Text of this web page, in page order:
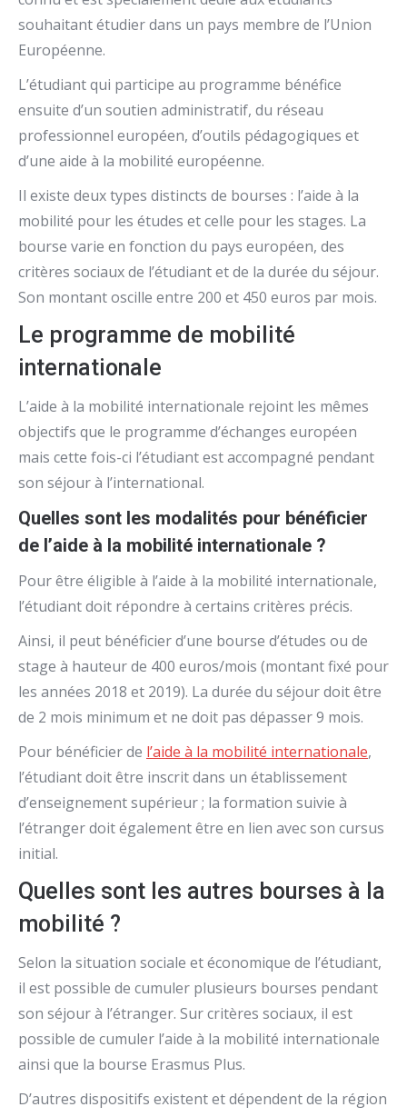
souhaitant étudier dans un pays membre de l’Union
Européenne.
L’étudiant qui participe au programme bénéfice
ensuite d’un soutien administratif, du réseau
professionnel européen, d’outils pédagogiques et
d’une aide à la mobilité européenne.
Il existe deux types distincts de bourses : l’aide à la
mobilité pour les études et celle pour les stages. La
bourse varie en fonction du pays européen, des
critères sociaux de l’étudiant et de la durée du séjour.
Son montant oscille entre 200 et 450 euros par mois.
Le programme de mobilité
internationale
L’aide à la mobilité internationale rejoint les mêmes
objectifs que le programme d’échanges européen
mais cette fois-ci l’étudiant est accompagné pendant
son séjour à l’international.
Quelles sont les modalités pour bénéficier
de l’aide à la mobilité internationale ?
Pour être éligible à l’aide à la mobilité internationale,
l’étudiant doit répondre à certains critères précis.
Ainsi, il peut bénéficier d’une bourse d’études ou de
stage à hauteur de 400 euros/mois (montant fixé pour
les années 2018 et 2019). La durée du séjour doit être
de 2 mois minimum et ne doit pas dépasser 9 mois.
Pour bénéficier de l’aide à la mobilité internationale,
l’étudiant doit être inscrit dans un établissement
d’enseignement supérieur ; la formation suivie à
l’étranger doit également être en lien avec son cursus
initial.
Quelles sont les autres bourses à la
mobilité ?
Selon la situation sociale et économique de l’étudiant,
il est possible de cumuler plusieurs bourses pendant
son séjour à l’étranger. Sur critères sociaux, il est
possible de cumuler l’aide à la mobilité internationale
ainsi que la bourse Erasmus Plus.
D’autres dispositifs existent et dépendent de la région